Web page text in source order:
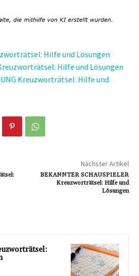
Hilfe und Lösungen
Hilfe und Lösungen
Kreuzworträtsel: Hilfe und
Nächster Artikel
BEKANNTER SCHAUSPIELER
Kreuzworträtsel: Hilfe und
Lösungen